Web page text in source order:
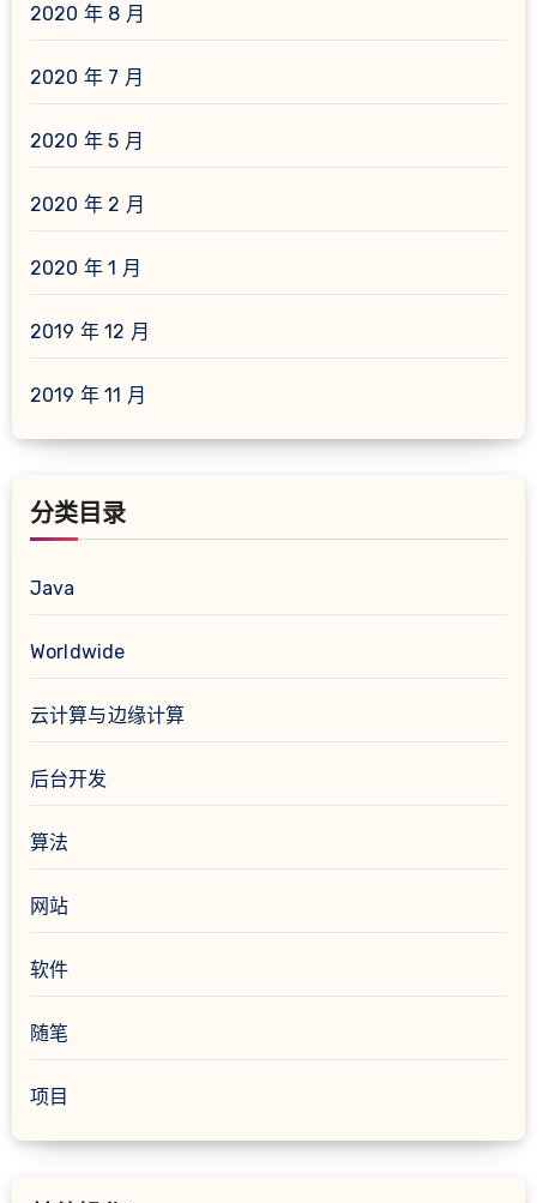
2020 年 8 月
2020 年 7 月
2020 年 5 月
2020 年 2 月
2020 年 1 月
2019 年 12 月
2019 年 11 月
分类目录
Java
Worldwide
云计算与边缘计算
后台开发
算法
网站
软件
随笔
项目